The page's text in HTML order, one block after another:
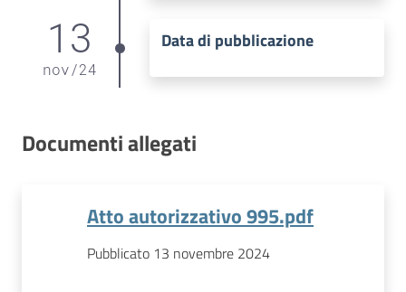
13
nov/24
Data di pubblicazione
Documenti allegati
Atto autorizzativo 995.pdf
Pubblicato 13 novembre 2024